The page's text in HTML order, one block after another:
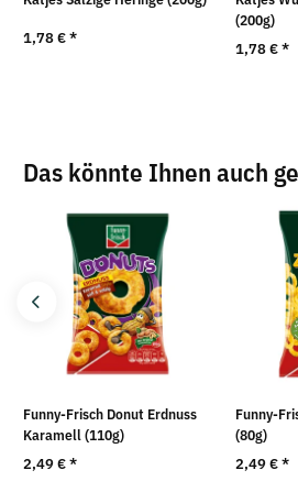
1,78 €*
(200g)
1,78 €*
Das könnte Ihnen auch
Funny-Frisch Donut Erdnuss
Karamell (110g)
2,49 €*
Funny-
(80g)
2,49 €*